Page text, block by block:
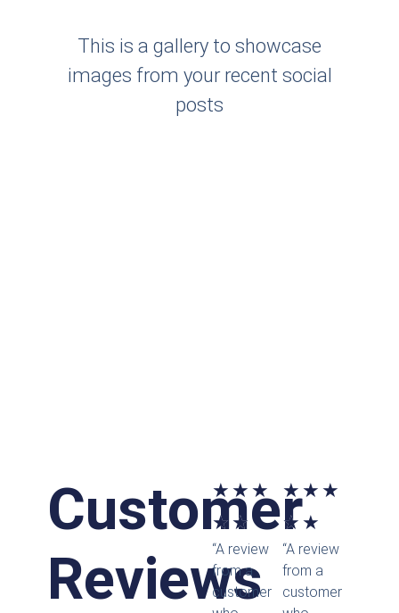
This is a gallery to showcase
images from your recent social
posts
Customer
Reviews
★ ★ ★
★ ★
Bewertet
mit
5
von
“A review
from a
customer
★ ★ ★
★ ★
Bewertet
5
von
“A review
from a
customer